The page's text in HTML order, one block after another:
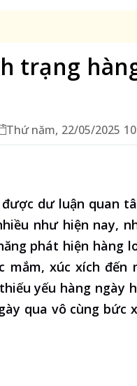
trạng
Thứ năm, 22/05/2025
dư luận quan
như hiện nay,
phát hiện hàng
mắm, xúc xích đến
yếu hàng ngày
qua vô cùng bức